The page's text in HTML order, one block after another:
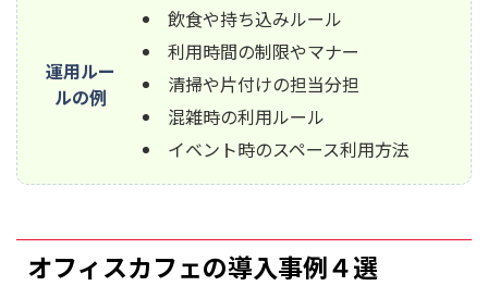
運用ルー
ルの例
飲食や持ち込みルール
利用時間の制限やマナー
清掃や片付けの担当分担
混雑時の利用ルール
イベント時のスペース利用方法
オフィスカフェの導入事例４選